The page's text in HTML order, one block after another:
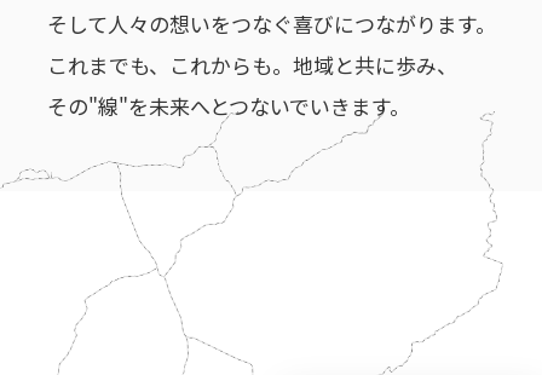
そして人々の想いをつなぐ喜びにつながります。
これまでも、これからも。地域と共に歩み、
その"線"を未来へとつないでいきます。